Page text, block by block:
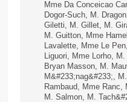
Mme Da Conceicao
Dogor-Such, M.
Giletti, M. Gillet, M.
M. Guitton, Mme
Lavalette, Mme Le
Liguori, Mme Lorho,
Bryan Masson, M.
M&#233;nag&#233;,
Rambaud, Mme
M. Salmon, M.